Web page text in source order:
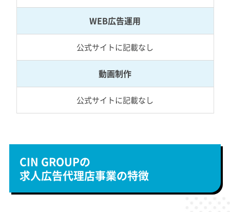
WEB広告運用
公式サイトに記載なし
動画制作
公式サイトに記載なし
CIN GROUPの
求人広告代理店事業の特徴